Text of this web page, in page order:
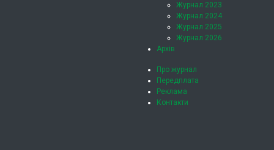
Журнал 2023
Журнал 2024
Журнал 2025
Журнал 2026
Архів
Про журнал
Передплата
Реклама
Контакти